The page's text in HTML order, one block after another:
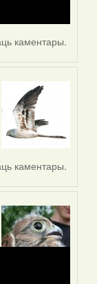
каментары.
каментары.